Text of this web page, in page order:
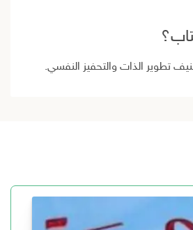
تطوير الذات والتحفيز النفسي.